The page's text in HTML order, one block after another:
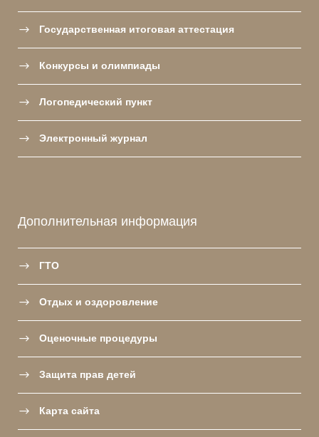
Государственная итоговая аттестация
Конкурсы и олимпиады
Логопедический пункт
Электронный журнал
Дополнительная информация
ГТО
Отдых и оздоровление
Оценочные процедуры
Защита прав детей
Карта сайта